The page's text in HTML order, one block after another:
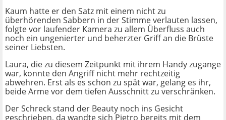
Kaum hatte er den Satz mit einem nicht zu
überhörenden Sabbern in der Stimme verlauten lassen,
folgte vor laufender Kamera zu allem Überfluss auch
noch ein ungenierter und beherzter Griff an die Brüste
seiner Liebsten.
Laura, die zu diesem Zeitpunkt mit ihrem Handy zugange
war, konnte den Angriff nicht mehr rechtzeitig
abwehren. Erst als es schon zu spät war, gelang es ihr,
beide Arme vor dem tiefen Ausschnitt zu verschränken.
Der Schreck stand der Beauty noch ins Gesicht
geschrieben, da wandte sich Pietro bereits mit dem